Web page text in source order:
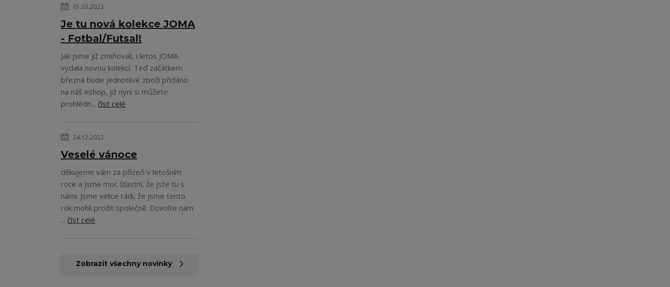
01.03.2023
Je tu nová kolekce JOMA
- Fotbal/Futsal!
Jak jsme již zmiňovali, i letos JOMA
vydala novou kolekci. Teď začátkem
března bude jednotlivé zboží přidáno
na náš eshop, již nyní si můžete
prohlédn... číst celé
24.12.2022
Veselé vánoce
děkujeme vám za přízeň v letošním
roce a jsme moc šťastní, že jste tu s
námi. Jsme velice rádi, že jsme tento
rok mohli prožít společně. Dovolte nám
... číst celé
Zobrazit všechny novinky